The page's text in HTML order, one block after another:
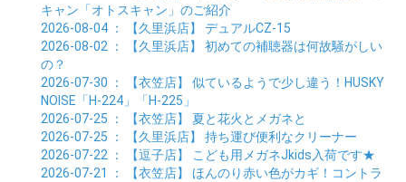
キャン「オトスキャン」のご紹介
2026-08-04 ： 【久里浜店】 デュアルCZ-15
2026-08-02 ： 【久里浜店】 初めての補聴器は何故騒がしい
の？
2026-07-30 ： 【衣笠店】 似ているようで少し違う！HUSKY
NOISE「H-224」「H-225」
2026-07-25 ： 【衣笠店】 夏と花火とメガネと
2026-07-25 ： 【久里浜店】 持ち運び便利なクリーナー
2026-07-22 ： 【逗子店】
こども用メガネJkids入荷です★
2026-07-21
： 【衣笠店】 ほんのり赤い色がカギ！コントラ